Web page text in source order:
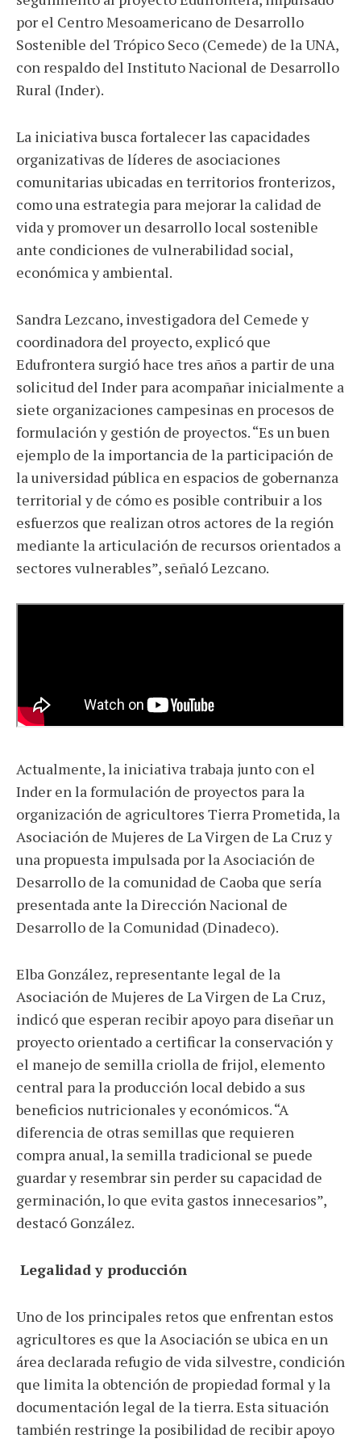
por el Centro Mesoamericano de Desarrollo
Sostenible del Trópico Seco (Cemede) de la UNA,
con respaldo del Instituto Nacional de Desarrollo
Rural (Inder).
La iniciativa busca fortalecer las capacidades
organizativas de líderes de asociaciones
comunitarias ubicadas en territorios fronterizos,
como una estrategia para mejorar la calidad de
vida y promover un desarrollo local sostenible
ante condiciones de vulnerabilidad social,
económica y ambiental.
Sandra Lezcano, investigadora del Cemede y
coordinadora del proyecto, explicó que
Edufrontera surgió hace tres años a partir de una
solicitud del Inder para acompañar inicialmente a
siete organizaciones campesinas en procesos de
formulación y gestión de proyectos. “Es un buen
ejemplo de la importancia de la participación de
la universidad pública en espacios de gobernanza
territorial y de cómo es posible contribuir a los
esfuerzos que realizan otros actores de la región
mediante la articulación de recursos orientados a
sectores vulnerables”, señaló Lezcano.
Actualmente, la iniciativa trabaja junto con el
Inder en la formulación de proyectos para la
organización de agricultores Tierra Prometida, la
Asociación de Mujeres de La Virgen de La Cruz y
una propuesta impulsada por la Asociación de
Desarrollo de la comunidad de Caoba que sería
presentada ante la Dirección Nacional de
Desarrollo de la Comunidad (Dinadeco).
Elba González, representante legal de la
Asociación de Mujeres de La Virgen de La Cruz,
indicó que esperan recibir apoyo para diseñar un
proyecto orientado a certificar la conservación y
el manejo de semilla criolla de frijol, elemento
central para la producción local debido a sus
beneficios nutricionales y económicos. “A
diferencia de otras semillas que requieren
compra anual, la semilla tradicional se puede
guardar y resembrar sin perder su capacidad de
germinación, lo que evita gastos innecesarios”,
destacó González.
Legalidad y producción
Uno de los principales retos que enfrentan estos
agricultores es que la Asociación se ubica en un
área declarada refugio de vida silvestre, condición
que limita la obtención de propiedad formal y la
documentación legal de la tierra. Esta situación
también restringe la posibilidad de recibir apoyo